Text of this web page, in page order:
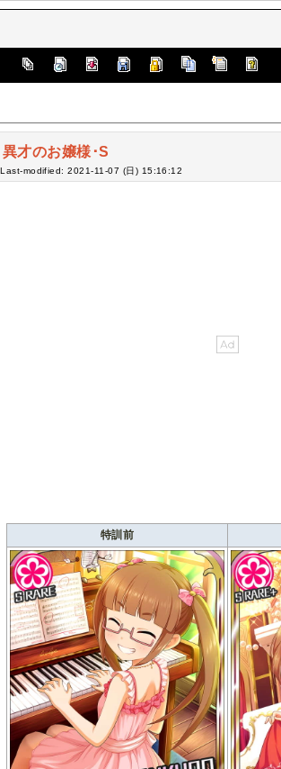
異才のお嬢様･S
Last-modified: 2021-11-07 (日) 15:16:12
特訓前